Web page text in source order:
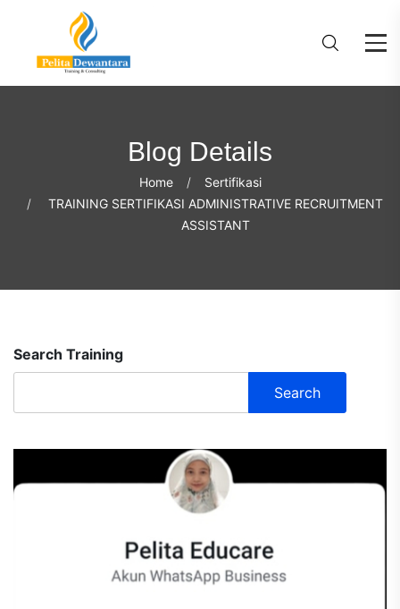
Blog Details
Home
Sertifikasi
TRAINING SERTIFIKASI ADMINISTRATIVE RECRUITMENT
ASSISTANT
Search Training
Search